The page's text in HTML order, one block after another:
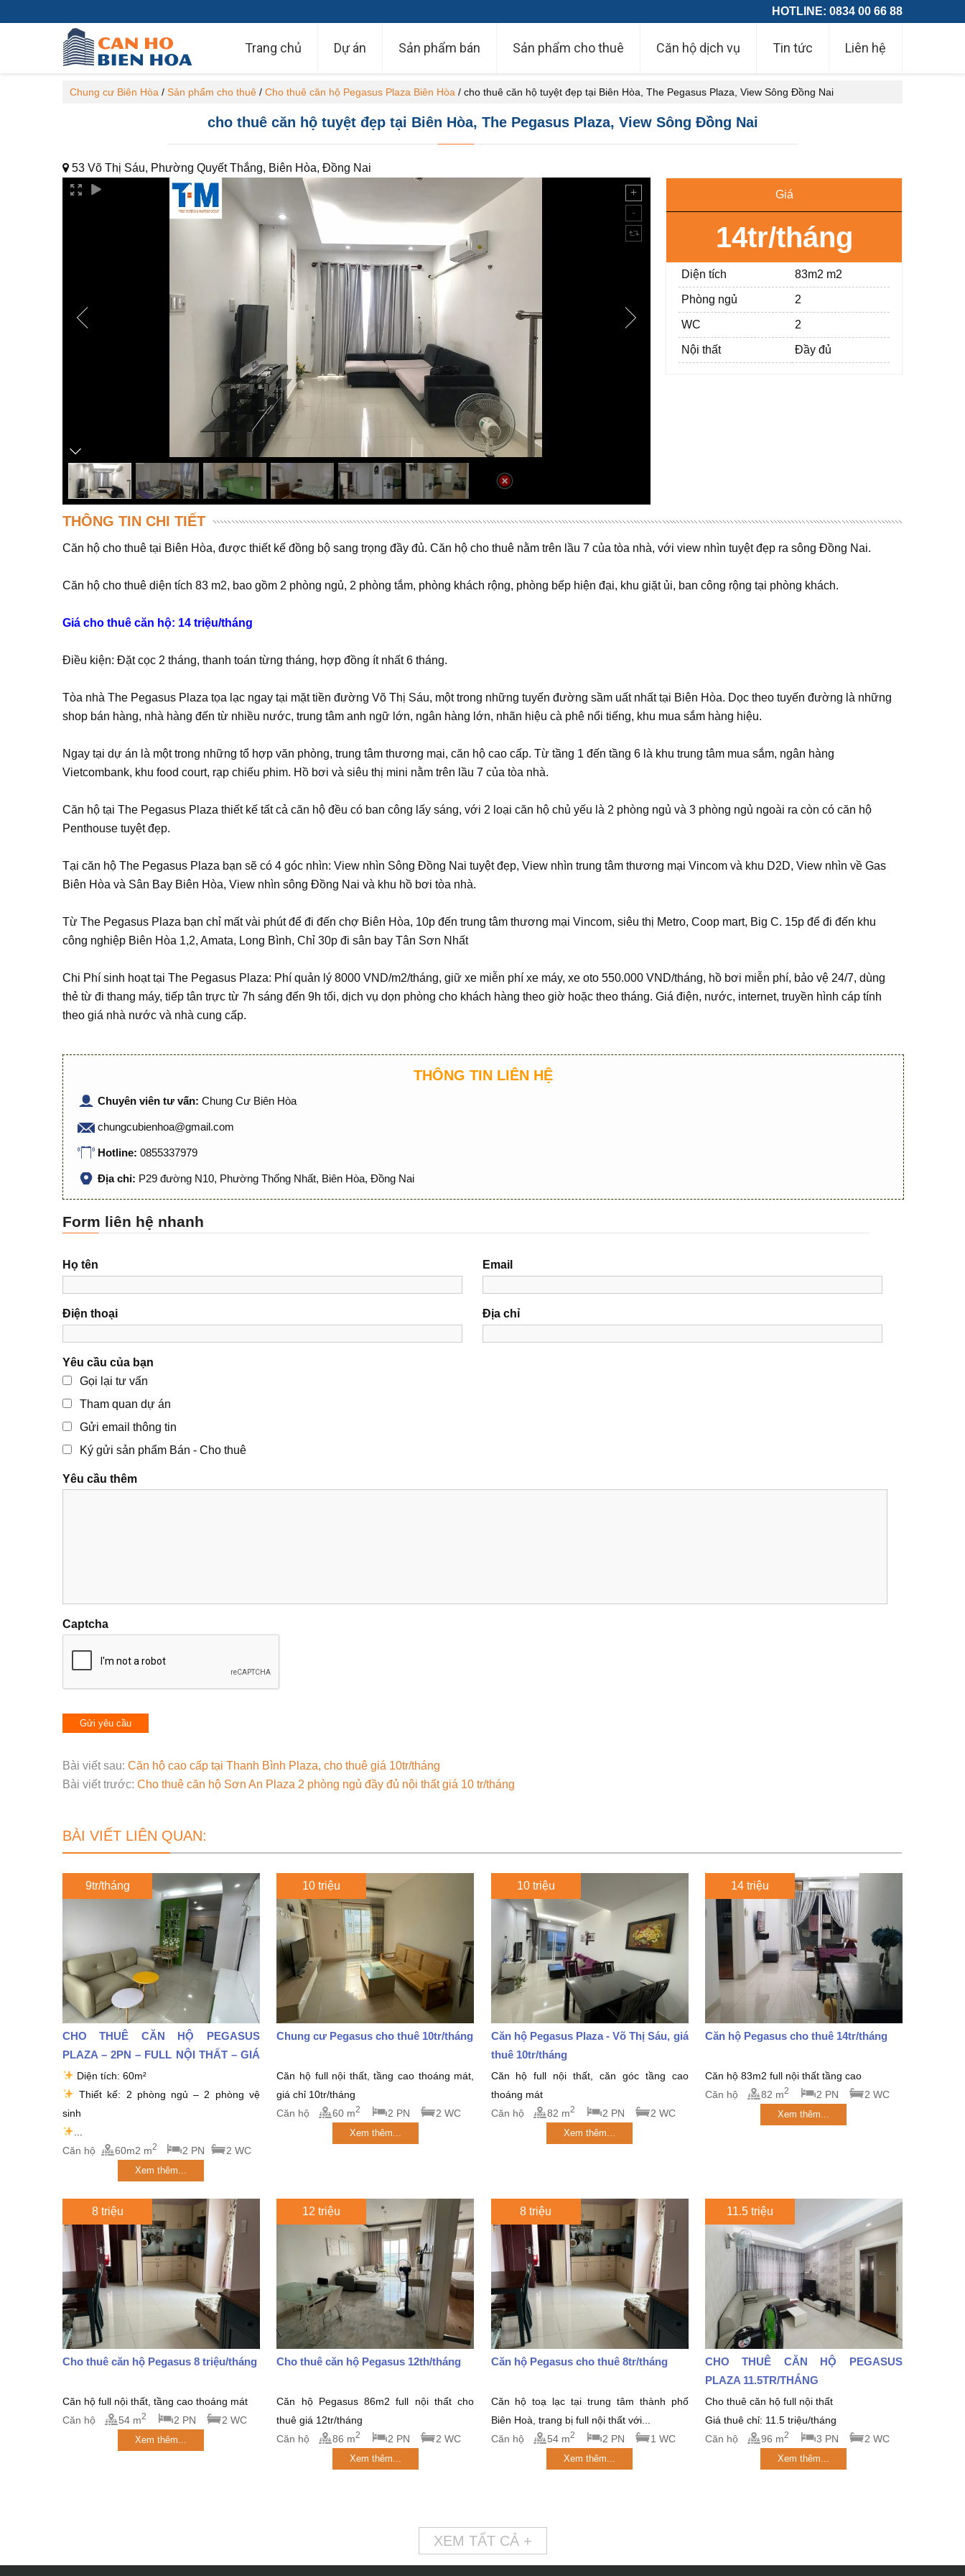
HOTLINE: 0834 00 66 88
Trang chủ Dự án Sản phẩm bán Sản phẩm cho thuê Căn hộ dịch vụ Tin tức Liên hệ
Chung cư Biên Hòa / Sản phẩm cho thuê / Cho thuê căn hộ Pegasus Plaza Biên Hòa / cho thuê căn hộ tuyệt đẹp tại Biên Hòa, The Pegasus Plaza, View Sông Đồng Nai
cho thuê căn hộ tuyệt đẹp tại Biên Hòa, The Pegasus Plaza, View Sông Đồng Nai
53 Võ Thị Sáu, Phường Quyết Thắng, Biên Hòa, Đồng Nai
Giá
14tr/tháng
Diện tích 83m2 m2
Phòng ngủ 2
WC 2
Nội thất Đầy đủ
THÔNG TIN CHI TIẾT
Căn hộ cho thuê tại Biên Hòa, được thiết kế đồng bộ sang trọng đầy đủ. Căn hộ cho thuê nằm trên lầu 7 của tòa nhà, với view nhìn tuyệt đẹp ra sông Đồng Nai.
Căn hộ cho thuê diện tích 83 m2, bao gồm 2 phòng ngủ, 2 phòng tắm, phòng khách rộng, phòng bếp hiện đại, khu giặt ủi, ban công rộng tại phòng khách.
Giá cho thuê căn hộ: 14 triệu/tháng
Điều kiện: Đặt cọc 2 tháng, thanh toán từng tháng, hợp đồng ít nhất 6 tháng.
Tòa nhà The Pegasus Plaza tọa lạc ngay tại mặt tiền đường Võ Thị Sáu, một trong những tuyến đường sầm uất nhất tại Biên Hòa. Dọc theo tuyến đường là những
shop bán hàng, nhà hàng đến từ nhiều nước, trung tâm anh ngữ lớn, ngân hàng lớn, nhãn hiệu cà phê nổi tiếng, khu mua sắm hàng hiệu.
Ngay tại dự án là một trong những tổ hợp văn phòng, trung tâm thương mại, căn hộ cao cấp. Từ tầng 1 đến tầng 6 là khu trung tâm mua sắm, ngân hàng
Vietcombank, khu food court, rạp chiếu phim. Hồ bơi và siêu thị mini nằm trên lầu 7 của tòa nhà.
Căn hộ tại The Pegasus Plaza thiết kế tất cả căn hộ đều có ban công lấy sáng, với 2 loại căn hộ chủ yếu là 2 phòng ngủ và 3 phòng ngủ ngoài ra còn có căn hộ
Penthouse tuyệt đẹp.
Tại căn hộ The Pegasus Plaza bạn sẽ có 4 góc nhìn: View nhìn Sông Đồng Nai tuyệt đẹp, View nhìn trung tâm thương mại Vincom và khu D2D, View nhìn về Gas
Biên Hòa và Sân Bay Biên Hòa, View nhìn sông Đồng Nai và khu hồ bơi tòa nhà.
Từ The Pegasus Plaza bạn chỉ mất vài phút để đi đến chợ Biên Hòa, 10p đến trung tâm thương mại Vincom, siêu thị Metro, Coop mart, Big C. 15p để đi đến khu
công nghiệp Biên Hòa 1,2, Amata, Long Bình, Chỉ 30p đi sân bay Tân Sơn Nhất
Chi Phí sinh hoạt tại The Pegasus Plaza: Phí quản lý 8000 VND/m2/tháng, giữ xe miễn phí xe máy, xe oto 550.000 VND/tháng, hồ bơi miễn phí, bảo vệ 24/7, dùng
thẻ từ đi thang máy, tiếp tân trực từ 7h sáng đến 9h tối, dịch vụ dọn phòng cho khách hàng theo giờ hoặc theo tháng. Giá điện, nước, internet, truyền hình cáp tính
theo giá nhà nước và nhà cung cấp.
THÔNG TIN LIÊN HỆ
Chuyên viên tư vấn: Chung Cư Biên Hòa
chungcubienhoa@gmail.com
Hotline: 0855337979
Địa chỉ: P29 đường N10, Phường Thống Nhất, Biên Hòa, Đồng Nai
Form liên hệ nhanh
Họ tên Email
Điện thoại Địa chỉ
Yêu cầu của bạn
Gọi lại tư vấn
Tham quan dự án
Gửi email thông tin
Ký gửi sản phẩm Bán - Cho thuê
Yêu cầu thêm
Captcha
Bài viết sau: Căn hộ cao cấp tại Thanh Bình Plaza, cho thuê giá 10tr/tháng
Bài viết trước: Cho thuê căn hộ Sơn An Plaza 2 phòng ngủ đầy đủ nội thất giá 10 tr/tháng
BÀI VIẾT LIÊN QUAN:
9tr/tháng
CHO THUÊ CĂN HỘ PEGASUS
PLAZA – 2PN – FULL NỘI THẤT – GIÁ
CHỈ 9...
Diện tích: 60m²
Thiết kế: 2 phòng ngủ – 2 phòng vệ
sinh
Căn hộ
60m2 m2 2 PN 2 WC
Xem thêm...
10 triệu
Chung cư Pegasus cho thuê 10tr/tháng
Căn hộ full nội thất, tầng cao thoáng mát,
giá chỉ 10tr/tháng
Căn hộ
60 m2 2 PN 2 WC
Xem thêm...
10 triệu
Căn hộ Pegasus Plaza - Võ Thị Sáu, giá
thuê 10tr/tháng
Căn hộ full nội thất, căn góc tầng cao
thoáng mát
Căn hộ
82 m2 2 PN 2 WC
Xem thêm...
14 triệu
Căn hộ Pegasus cho thuê 14tr/tháng
Căn hộ 83m2 full nội thất tầng cao
Căn hộ
82 m2 2 PN 2 WC
Xem thêm...
8 triệu
Cho thuê căn hộ Pegasus 8 triệu/tháng
Căn hộ full nội thất, tầng cao thoáng mát
Căn hộ
54 m2 2 PN 2 WC
Xem thêm...
12 triệu
Cho thuê căn hộ Pegasus 12th/tháng
Căn hộ Pegasus 86m2 full nội thất cho
thuê giá 12tr/tháng
Căn hộ
86 m2 2 PN 2 WC
Xem thêm...
8 triệu
Căn hộ Pegasus cho thuê 8tr/tháng
Căn hộ toạ lạc tại trung tâm thành phố
Biên Hoà, trang bị full nội thất với...
Căn hộ
54 m2 2 PN 1 WC
Xem thêm...
11.5 triệu
CHO THUÊ CĂN HỘ PEGASUS
PLAZA 11.5TR/THÁNG
Cho thuê căn hộ full nội thất
Giá thuê chỉ: 11.5 triệu/tháng
Căn hộ
96 m2 3 PN 2 WC
Xem thêm...
XEM TẤT CẢ +